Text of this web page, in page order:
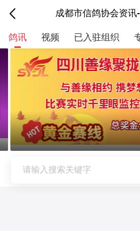
成都市信鸽协会资讯
鸽讯 视频 已入驻组织